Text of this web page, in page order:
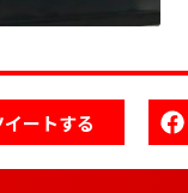
ートする